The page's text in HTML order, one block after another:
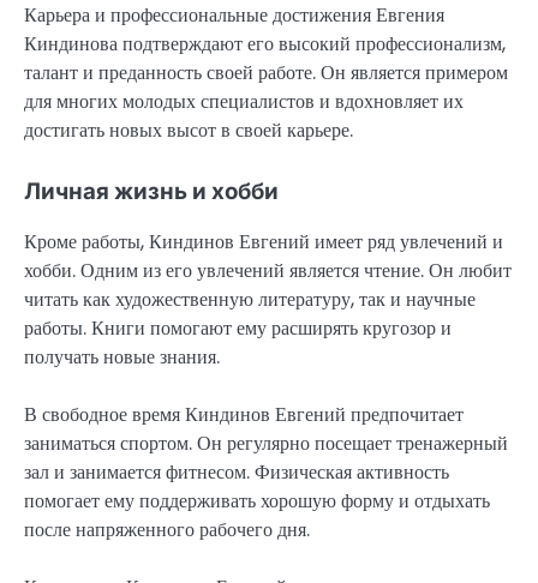
Карьера и профессиональные достижения Евгения
Киндинова подтверждают его высокий профессионализм,
талант и преданность своей работе. Он является примером
для многих молодых специалистов и вдохновляет их
достигать новых высот в своей карьере.
Личная жизнь и хобби
Кроме работы, Киндинов Евгений имеет ряд увлечений и
хобби. Одним из его увлечений является чтение. Он любит
читать как художественную литературу, так и научные
работы. Книги помогают ему расширять кругозор и
получать новые знания.
В свободное время Киндинов Евгений предпочитает
заниматься спортом. Он регулярно посещает тренажерный
зал и занимается фитнесом. Физическая активность
помогает ему поддерживать хорошую форму и отдыхать
после напряженного рабочего дня.